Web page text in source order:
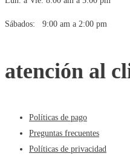
Sábados: 9:00 am a 2:00 pm
atención al
Políticas de pago
Preguntas frecuentes
Políticas de privacidad